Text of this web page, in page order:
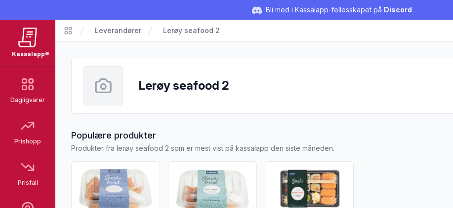
Bli med i Kassalapp-fellesskapet på Discord
Kassalapp®
Dagligvarer
Prishopp
Prisfall
Kassalapp
Leverandører Lerøy seafood 2
Lerøy seafood 2
Populære produkterfra Lerøy seafood 2
Produkter fra lerøy seafood 2 som er mest vist på kassalapp den siste måneden.
Vis flere detaljer for produktet "Sushibowl Laks&Chilisaus 280g Lerøy"
Vis flere detaljer for produktet "Sushibowl Ørret&Quinoasalat 270g Lerøy"
Vis flere detaljer for produktet "Sushi Maki Nigiri 10